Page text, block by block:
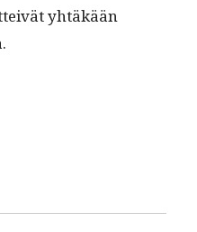
yhtäkään